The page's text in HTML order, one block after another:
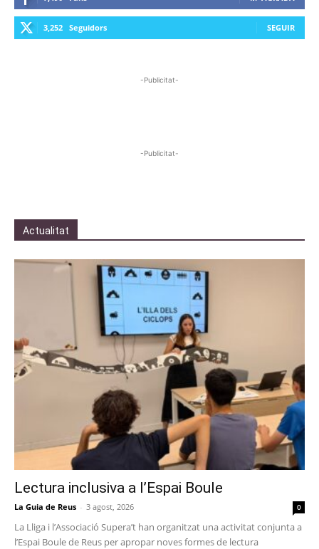
3,252 Seguidors SEGUIR
-Publicitat-
-Publicitat-
Actualitat
Lectura inclusiva a l’Espai Boule
La Guia de Reus - 3 agost, 2026 0
La Lliga i l’Associació Supera’t han organitzat una activitat conjunta a
l’Espai Boule de Reus per apropar noves formes de lectura